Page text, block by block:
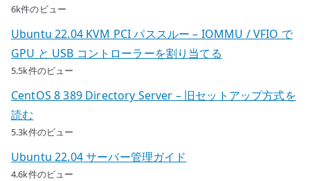
6k件のビュー
Ubuntu 22.04 KVM PCI パススルー – IOMMU / VFIO で
GPU と USB コントローラーを割り当てる
5.5k件のビュー
CentOS 8 389 Directory Server – 旧セットアップ方式を
読む
5.3k件のビュー
Ubuntu 22.04 サーバー管理ガイド
4.6k件のビュー